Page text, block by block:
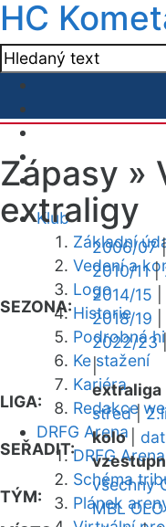
HC
Klub
Základní
Vedení a
Logo
Historie
Podrobná
Ke stažení
Kariéra
Redakce
DRFG Arena
DRFG Arena
Schéma
Plánek
Zápasy »
extraligy
SEZONA:
2006/07
2010/11|
2014/15
2018/19
2022/23
|
LIGA:
extraliga
střed|
SEŘADIT:
kolo|
TÝM:
všechny
MBL OLO